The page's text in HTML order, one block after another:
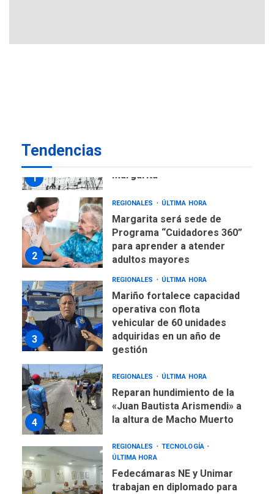
Tendencias
1
Margarita
2
REGIONALES ÚLTIMA HORA
Margarita será sede de
Programa “Cuidadores 360”
para aprender a atender
adultos mayores
3
REGIONALES ÚLTIMA HORA
Mariño fortalece capacidad
operativa con flota
vehicular de 60 unidades
adquiridas en un año de
gestión
4
REGIONALES ÚLTIMA HORA
Reparan hundimiento de la
«Juan Bautista Arismendi» a
la altura de Macho Muerto
REGIONALES
TECNOLOGÍA
ÚLTIMA HORA
Fedecámaras NE y Unimar
trabajan en diplomado para